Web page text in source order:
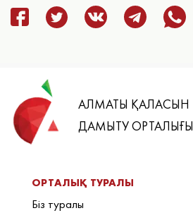
АЛМАТЫ ҚАЛАСЫН
ДАМЫТУ ОРТАЛЫҒЫ
ОРТАЛЫҚ ТУРАЛЫ
Біз туралы